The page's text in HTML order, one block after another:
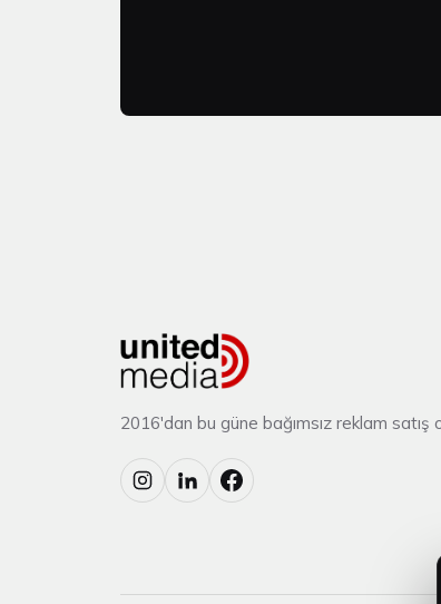
2016'dan bu güne bağımsız reklam satış